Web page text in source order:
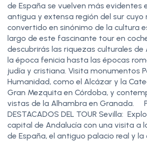
de España se vuelven más evidentes
antigua y extensa región del sur cuyo
convertido en sinónimo de la cultura
largo de este fascinante tour en
descubrirás las riquezas culturales de
la época fenicia hasta las épocas
judía y cristiana. Visita monumentos
Humanidad, como el Alcázar y la
Gran Mezquita en Córdoba, y
vistas de la Alhambra en Granada.
DESTACADOS DEL TOUR Sevilla:
capital de Andalucía con una visita a
de España, el antiguo palacio real y